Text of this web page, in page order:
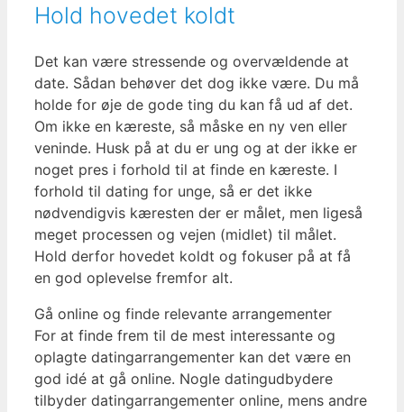
Hold hovedet koldt
Det kan være stressende og overvældende at
date. Sådan behøver det dog ikke være. Du må
holde for øje de gode ting du kan få ud af det.
Om ikke en kæreste, så måske en ny ven eller
veninde. Husk på at du er ung og at der ikke er
noget pres i forhold til at finde en kæreste. I
forhold til dating for unge, så er det ikke
nødvendigvis kæresten der er målet, men ligeså
meget processen og vejen (midlet) til målet.
Hold derfor hovedet koldt og fokuser på at få
en god oplevelse fremfor alt.
Gå online og finde relevante arrangementer
For at finde frem til de mest interessante og
oplagte datingarrangementer kan det være en
god idé at gå online. Nogle datingudbydere
tilbyder datingarrangementer online, mens andre